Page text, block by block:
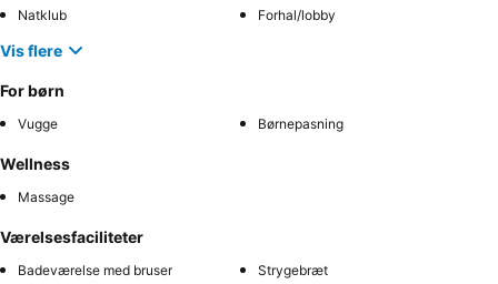
Natklub
Forhal/lobby
Vis flere
For børn
Vugge Børnepasning
Wellness
Massage
Værelsesfaciliteter
Badeværelse med bruser
Strygebræt